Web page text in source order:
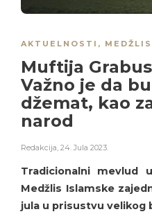
AKTUELNOSTI ,
Muftija
Važno je da
džemat, kao
narod
Redakcija, 24. Jula 2023.
Tradicionalni mevlud
Medžlis Islamske
jula u prisustvu velikog